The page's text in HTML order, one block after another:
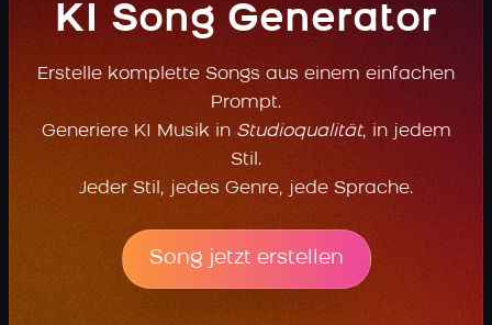
KI Song Generator
Erstelle komplette Songs aus einem einfachen
Prompt.
Generiere KI Musik in Studioqualität, in jedem
Stil.
Jeder Stil, jedes Genre, jede Sprache.
Song jetzt erstellen